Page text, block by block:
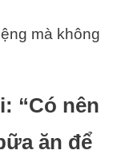
mà không
“Có nên
ăn để